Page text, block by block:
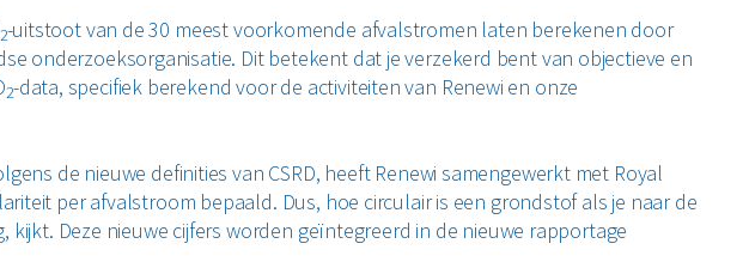
2-uitstoot van de 30 meest voorkomende afvalstromen laten berekenen door
onderzoeksorganisatie. Dit betekent dat je verzekerd bent van objectieve en
2-data, specifiek berekend voor de activiteiten van Renewi en onze
de nieuwe definities van CSRD, heeft Renewi samengewerkt met Royal
per afvalstroom bepaald. Dus, hoe circulair is een grondstof als je naar de
kijkt. Deze nieuwe cijfers worden geïntegreerd in de nieuwe rapportage